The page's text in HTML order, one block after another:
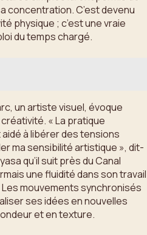
concentration. C’est devenu
physique ; c’est une vraie
du temps chargé.
un artiste visuel, évoque
« La pratique
à libérer des tensions
ma sensibilité artistique », dit-
qu’il suit près du Canal
une fluidité dans son travail
Les mouvements synchronisés
ses idées en nouvelles
et en texture.